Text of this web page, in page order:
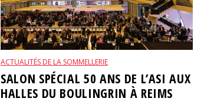
ACTUALITÉS DE LA SOMMELLERIE
SALON SPÉCIAL 50 ANS DE L’ASI AUX
HALLES DU BOULINGRIN À REIMS